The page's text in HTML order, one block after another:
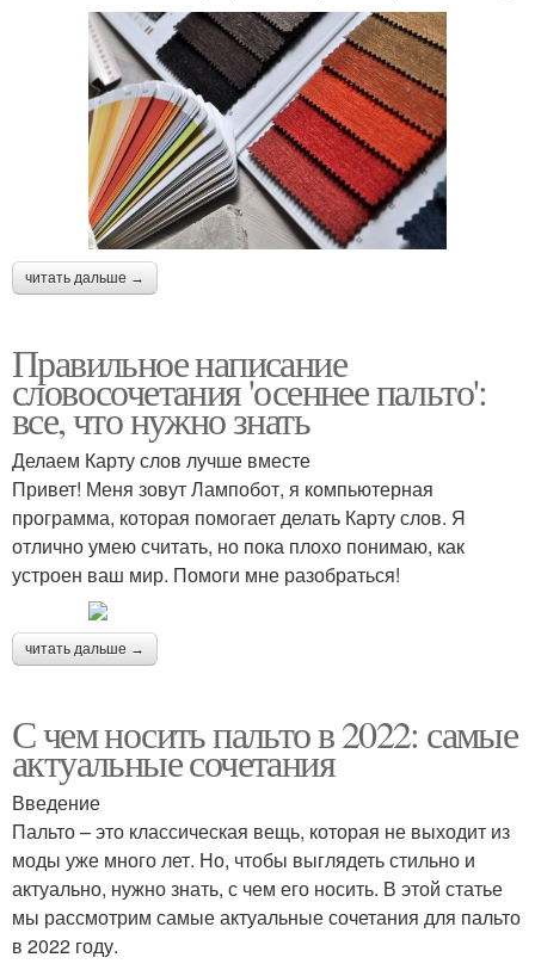
читать дальше →
Правильное написание
словосочетания 'осеннее пальто':
все, что нужно знать
Делаем Карту слов лучше вместе
Привет! Меня зовут Лампобот, я компьютерная
программа, которая помогает делать Карту слов. Я
отлично умею считать, но пока плохо понимаю, как
устроен ваш мир. Помоги мне разобраться!
читать дальше →
С чем носить пальто в 2022: самые
актуальные сочетания
Введение
Пальто – это классическая вещь, которая не выходит из
моды уже много лет. Но, чтобы выглядеть стильно и
актуально, нужно знать, с чем его носить. В этой статье
мы рассмотрим самые актуальные сочетания для пальто
в 2022 году.